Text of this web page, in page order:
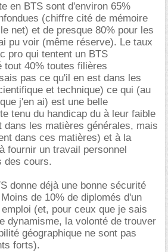
en BTS sont d'environ 65%
(chiffre cité de mémoire
net) et de presque 80% pour les
pu voir (même réserve). Le taux
pro qui tentent un BTS
tout 40% toutes filières
pas ce qu'il en est dans les
et technique) ce qui (au
j'en ai) est une belle
tenu du handicap du à leur faible
dans les matières générales, mais
dans ces matières) et à la
fournir un travail personnel
des cours.
donne déjà une bonne sécurité
de 10% de diplomés d'un
(et, pour ceux que je sais
dynamisme, la volonté de trouver
géographique ne sont pas
forts).